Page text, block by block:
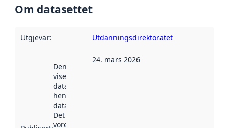
Om datasettet
Utgjevar: Utdanningsdirektoratet
Denne datoen
viser når
datasettet vart
henta inn av
data.norge.no.
Det kan ha
vore
24. mars 2026